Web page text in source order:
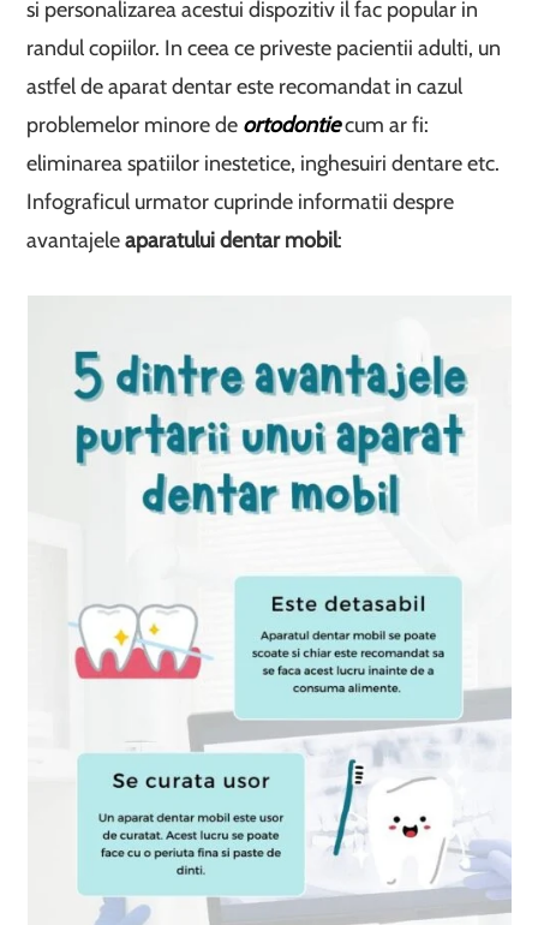
si personalizarea acestui dispozitiv il fac popular in
randul copiilor. In ceea ce priveste pacientii adulti, un
astfel de aparat dentar este recomandat in cazul
problemelor minore de ortodontiecum ar fi:
eliminarea spatiilor inestetice, inghesuiri dentare etc.
Infograficul urmator cuprinde informatii despre
avantajeleaparatului dentar mobil: